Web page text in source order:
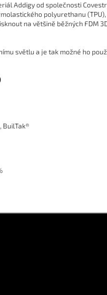
Addigy od společnosti
polyurethanu
na většině běžných FDM
světlu a je tak možné ho
BuilTak®